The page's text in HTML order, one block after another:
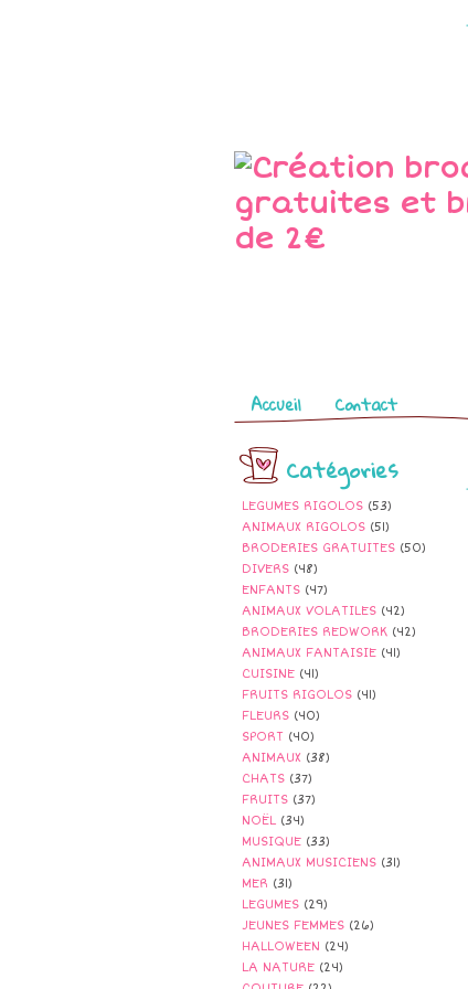
Pages
Accueil Contact
Catégories
LEGUMES RIGOLOS (53)
ANIMAUX RIGOLOS (51)
BRODERIES GRATUITES (50)
DIVERS (48)
ENFANTS (47)
ANIMAUX VOLATILES (42)
BRODERIES REDWORK (42)
ANIMAUX FANTAISIE (41)
CUISINE (41)
FRUITS RIGOLOS (41)
FLEURS (40)
SPORT (40)
ANIMAUX (38)
CHATS (37)
FRUITS (37)
NOËL (34)
MUSIQUE (33)
ANIMAUX MUSICIENS (31)
MER (31)
LEGUMES (29)
JEUNES FEMMES (26)
HALLOWEEN (24)
LA NATURE (24)